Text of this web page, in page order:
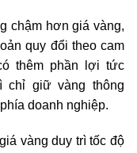
chậm hơn giá vàng,
quy đổi theo cam
thêm phần lợi tức
chỉ giữ vàng thông
doanh nghiệp.
vàng duy trì tốc độ